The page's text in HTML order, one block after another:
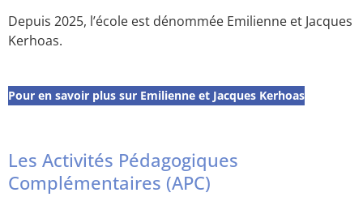
Depuis 2025, l’école est dénommée Emilienne et Jacques
Kerhoas.
Pour en savoir plus sur Emilienne et Jacques Kerhoas
Les Activités Pédagogiques
Complémentaires (APC)